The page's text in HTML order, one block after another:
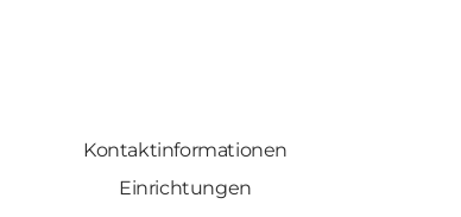
Kontaktinformationen
Einrichtungen